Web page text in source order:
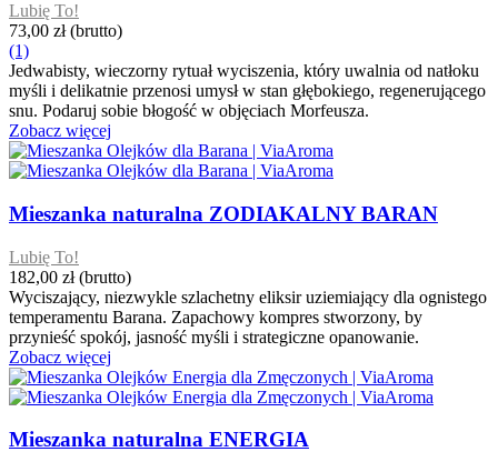
Lubię To!
73,00 zł (brutto)
(1)
Jedwabisty, wieczorny rytuał wyciszenia, który uwalnia od natłoku
myśli i delikatnie przenosi umysł w stan głębokiego, regenerującego
snu. Podaruj sobie błogość w objęciach Morfeusza.
Zobacz więcej
Mieszanka naturalna ZODIAKALNY BARAN
Lubię To!
182,00 zł (brutto)
Wyciszający, niezwykle szlachetny eliksir uziemiający dla ognistego
temperamentu Barana. Zapachowy kompres stworzony, by
przynieść spokój, jasność myśli i strategiczne opanowanie.
Zobacz więcej
Mieszanka naturalna ENERGIA